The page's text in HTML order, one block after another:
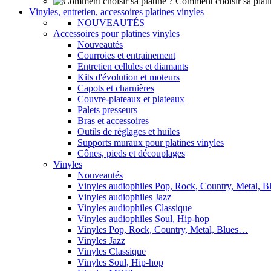
Vinyles, entretien, accessoires platines vinyles
NOUVEAUTÉS
Accessoires pour platines vinyles
Nouveautés
Courroies et entrainement
Entretien cellules et diamants
Kits d'évolution et moteurs
Capots et charnières
Couvre-plateaux et plateaux
Palets presseurs
Bras et accessoires
Outils de réglages et huiles
Supports muraux pour platines vinyles
Cônes, pieds et découplages
Vinyles
Nouveautés
Vinyles audiophiles Pop, Rock, Country, Metal,
Vinyles audiophiles Jazz
Vinyles audiophiles Classique
Vinyles audiophiles Soul, Hip-hop
Vinyles Pop, Rock, Country, Metal, Blues…
Vinyles Jazz
Vinyles Classique
Vinyles Soul, Hip-hop